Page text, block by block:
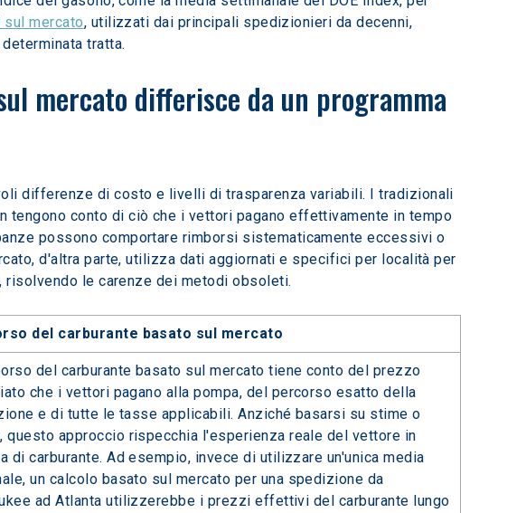
mercato, utilizzati dai principali spedizionieri da decenni,
tratta.
mercato differisce da un programma
differenze di costo e livelli di trasparenza variabili. I tradizionali
conto di ciò che i vettori pagano effettivamente in tempo
possono comportare rimborsi sistematicamente eccessivi o
d'altra parte, utilizza dati aggiornati e specifici per località per
le carenze dei metodi obsoleti.
del carburante basato sul mercato
del carburante basato sul mercato tiene conto del prezzo
che i vettori pagano alla pompa, del percorso esatto della
e di tutte le tasse applicabili. Anziché basarsi su stime o
questo approccio rispecchia l'esperienza reale del vettore in
di carburante. Ad esempio, invece di utilizzare un'unica media
un calcolo basato sul mercato per una spedizione da
ad Atlanta utilizzerebbe i prezzi effettivi del carburante lungo